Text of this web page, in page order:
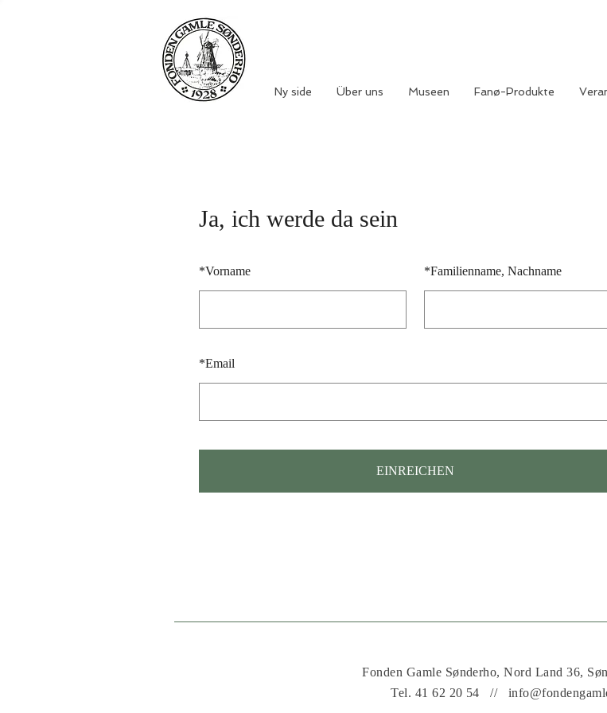
Ny side Über uns Museen Fanø-Produkte
Ja, ich werde da sein
*Vorname *Familienname, Nachname
*Email
EINREICHEN
Fonden Gamle Sønderho, Nord Land 36,
Tel. 41 62 20 54 //